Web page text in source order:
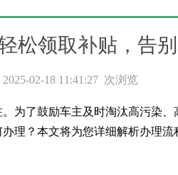
松领取补贴，告
02-18 11:41:27 次浏览
为了鼓励车主及时淘汰高污染
理？本文将为您详细解析办理流